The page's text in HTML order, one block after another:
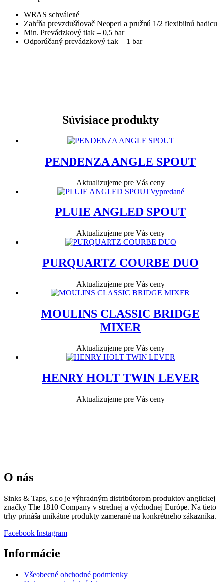
WRAS schválené
Zahŕňa prevzdušňovač Neoperl a pružnú 1/2 flexibilnú hadicu
Min. Prevádzkový tlak – 0,5 bar
Odporúčaný prevádzkový tlak – 1 bar
Súvisiace produkty
PENDENZA ANGLE SPOUT
Aktualizujeme pre Vás ceny
Vypredané
PLUIE ANGLED SPOUT
Aktualizujeme pre Vás ceny
PURQUARTZ COURBE DUO
Aktualizujeme pre Vás ceny
MOULINS CLASSIC BRIDGE
MIXER
Aktualizujeme pre Vás ceny
HENRY HOLT TWIN LEVER
Aktualizujeme pre Vás ceny
O nás
Sinks & Taps, s.r.o je výhradným distribútorom produktov anglickej
značky The 1810 Company v strednej a východnej Európe. Na tieto
trhy prináša unikátne produkty zamerané na konkrétneho zákazníka.
Facebook Instagram
Informácie
Všeobecné obchodné podmienky